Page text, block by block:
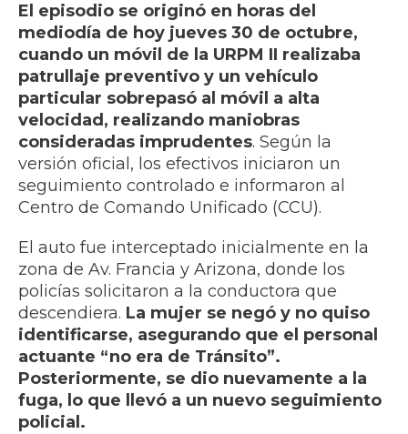
El episodio se originó en horas del
mediodía de hoy jueves 30 de octubre,
cuando un móvil de la URPM II realizaba
patrullaje preventivo y un vehículo
particular sobrepasó al móvil a alta
velocidad, realizando maniobras
consideradas imprudentes. Según la
versión oficial, los efectivos iniciaron un
seguimiento controlado e informaron al
Centro de Comando Unificado (CCU).
El auto fue interceptado inicialmente en la
zona de Av. Francia y Arizona, donde los
policías solicitaron a la conductora que
descendiera. La mujer se negó y no quiso
identificarse, asegurando que el personal
actuante “no era de Tránsito”.
Posteriormente, se dio nuevamente a la
fuga, lo que llevó a un nuevo seguimiento
policial.